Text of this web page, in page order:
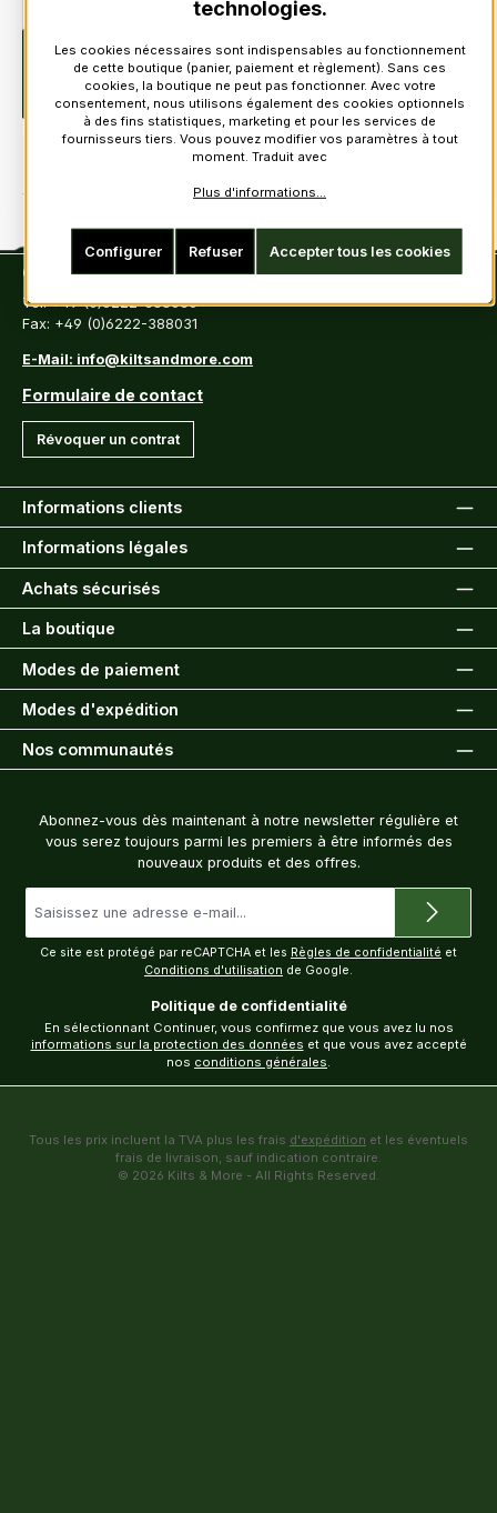
Description
13oz Mediumweight Tartan Material from
Lochcarron. 100% pure woolThis is premium quality kilting
material, generally used fo… Plus
Contact
Tel: +49 (0)6222-388030
Fax: +49 (0)6222-388031
E-Mail: info@kiltsandmore.com
Formulaire de contact
Révoquer un contrat
Informations clients
Informations légales
Achats sécurisés
La boutique
Modes de paiement
Modes d'expédition
Nos communautés
Abonnez-vous dès maintenant à notre newsletter régulière et
vous serez toujours parmi les premiers à être informés des
nouveaux produits et des offres.
e-
Ce site est protégé par reCAPTCHA et les Règles de confidentialité et
Conditions d'utilisation de Google.
Politique de confidentialité
informations sur la protection des données et que vous avez accepté
nos conditions générales.
Tous les prix incluent la TVA plus les frais d'expédition et les éventuels
frais de livraison, sauf indication contraire.
© 2026 Kilts & More - All Rights Reserved.
technologies.
Les cookies nécessaires sont indispensables au fonctionnement
de cette boutique (panier, paiement et règlement). Sans ces
cookies, la boutique ne peut pas fonctionner. Avec votre
consentement, nous utilisons également des cookies optionnels
à des fins statistiques, marketing et pour les services de
fournisseurs tiers. Vous pouvez modifier vos paramètres à tout
moment. Traduit avec
Plus d'informations...
Refuser
Configurer Accepter tous les cookies